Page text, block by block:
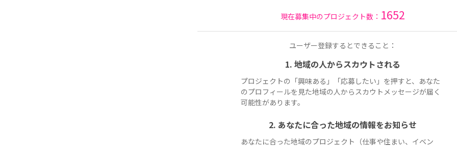
現在募集中のプロジェクト数： 1652
ユーザー登録するとできること：
1. 地域の人からスカウトされる
プロジェクトの「興味ある」「応募したい」を押すと、あなた
のプロフィールを見た地域の人からスカウトメッセージが届く
可能性があります。
2. あなたに合った地域の情報をお知らせ
あなたに合った地域のプロジェクト（仕事や住まい、イベン